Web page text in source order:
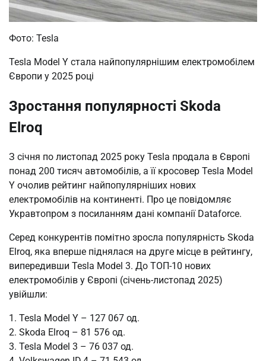
Фото: Tesla
Tesla Model Y стала найпопулярнішим електромобілем
Європи у 2025 році
Зростання популярності Skoda
Elroq
З січня по листопад 2025 року Tesla продала в Європі
понад 200 тисяч автомобілів, а її кросовер Tesla Model
Y очолив рейтинг найпопулярніших нових
електромобілів на континенті. Про це повідомляє
Укравтопром з посиланням дані компанії Dataforce.
Серед конкурентів помітно зросла популярність Skoda
Elroq, яка вперше піднялася на друге місце в рейтингу,
випередивши Tesla Model 3. До ТОП-10 нових
електромобілів у Європі (січень-листопад 2025)
увійшли:
1. Tesla Model Y – 127 067 од.
2. Skoda Elroq – 81 576 од.
3. Tesla Model 3 – 76 037 од.